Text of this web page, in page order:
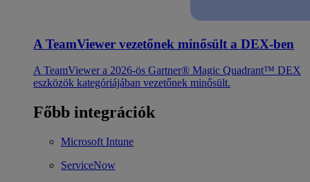
A TeamViewer vezetőnek minősült a DEX-ben
A TeamViewer a 2026-ös Gartner® Magic Quadrant™ DEX
eszközök kategóriájában vezetőnek minősült.
Főbb integrációk
Microsoft Intune
ServiceNow